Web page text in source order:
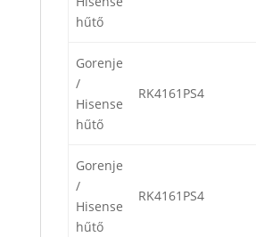
hűtő
Gorenje
/
Hisense
hűtő
RK4161PS4
Gorenje
/
Hisense
hűtő
RK4161PS4